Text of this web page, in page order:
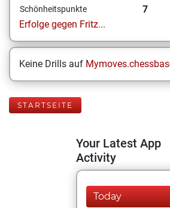
Schönheitspunkte
7
Erfolge gegen Fritz...
Keine Drills auf
STARTSEITE
Your Latest App
Activity
Today